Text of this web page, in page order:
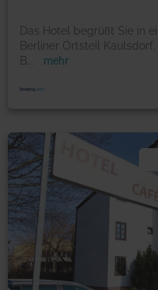
Das Hotel begrüßt Sie in
Berliner Ortsteil
B
mehr